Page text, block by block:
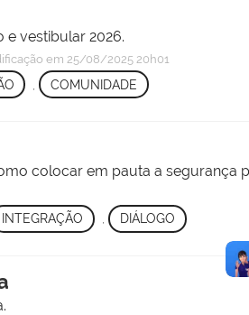
vestibular 2026.
em 25/08/2025 20h01
, COMUNIDADE
colocar em pauta a segurança
INTEGRAÇÃO , DIÁLOGO